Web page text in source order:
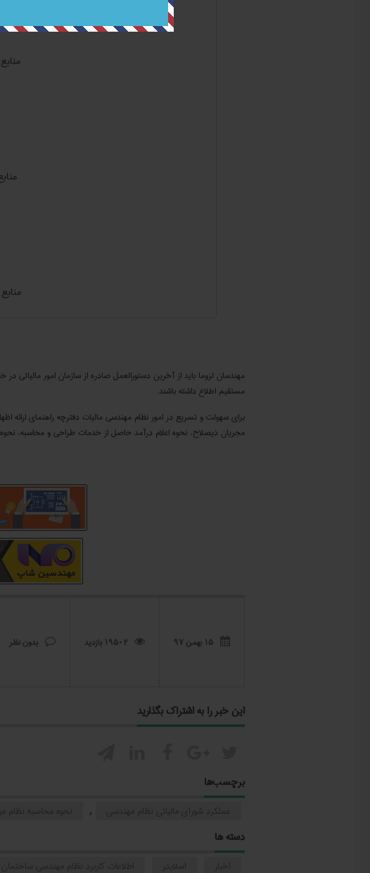
مستقیم اطلاع داشته باشند.
برای سهولت و تسریع در امور نظام مهندسی مالیات دفترچه راهنمای ارائه
مجریان ذیصلاح، نحوه اعلام درآمد حاصل از خدمات طراحی و محاسبه،
 ۱۵ بهمن ۹۷  19502 بازدید  بدون نظر
این خبر را به اشتراک بگذارید
برچسب‌ها
,
دسته ها